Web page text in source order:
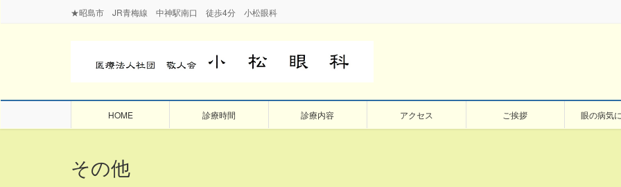
★昭島市 JR青梅線 中神駅南口 徒歩4分 小松眼科
HOME 診療時間 診療内容 アクセス ご挨拶 眼の病気
その他